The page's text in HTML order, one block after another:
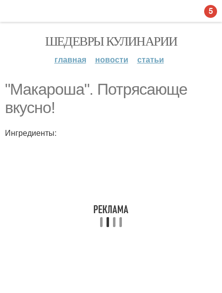
ШЕДЕВРЫ КУЛИНАРИИ
главная новости статьи
"Макароша". Потрясающе
вкусно!
Ингредиенты:
5